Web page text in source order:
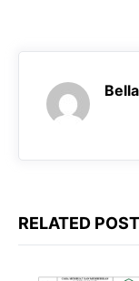
RELATED POST